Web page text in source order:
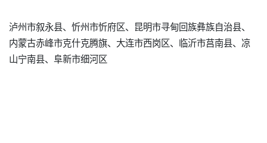
泸州市叙永县、忻州市忻府区、昆明市寻甸回族彝族自治县、
内蒙古赤峰市克什克腾旗、大连市西岗区、临沂市莒南县、凉
山宁南县、阜新市细河区